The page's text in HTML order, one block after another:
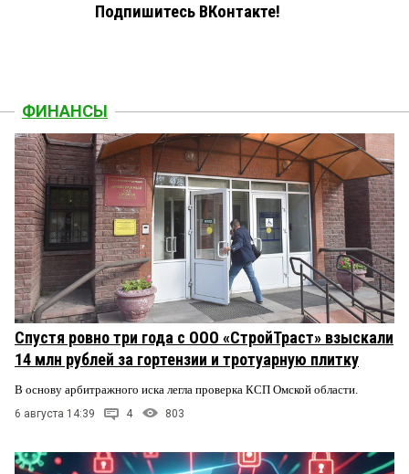
Подпишитесь ВКонтакте!
ФИНАНСЫ
Спустя ровно три года с ООО «СтройТраст» взыскали
14 млн рублей за гортензии и тротуарную плитку
В основу арбитражного иска легла проверка КСП Омской области.
6 августа 14:39 4 803